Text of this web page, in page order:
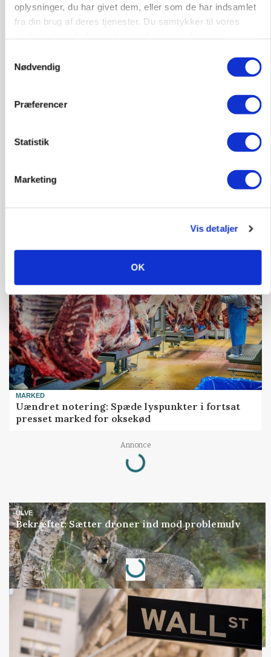
oplysninger, du har givet dem, eller som de har indsamlet
fra din brug af deres tjenester. Du samtykker til vores
Nødvendig
Præferencer
Statistik
Marketing
Vis detaljer
OK
PLANTER
Før såmaskinen kører: Her er efterårets største
skadedyrsrisici
MARKED
Uændret notering: Spæde lyspunkter i fortsat
presset marked for oksekød
Annonce
Loading...
ULVE
Bekræftet: Sætter droner ind mod problemulv
Annonce
Loading...